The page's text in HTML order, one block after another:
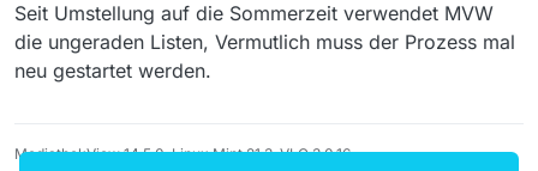
Seit Umstellung auf die Sommerzeit verwendet MVW
die ungeraden Listen, Vermutlich muss der Prozess mal
neu gestartet werden.
MediathekView 14.5.0, Linux Mint 21.3, VLC 3.0.16